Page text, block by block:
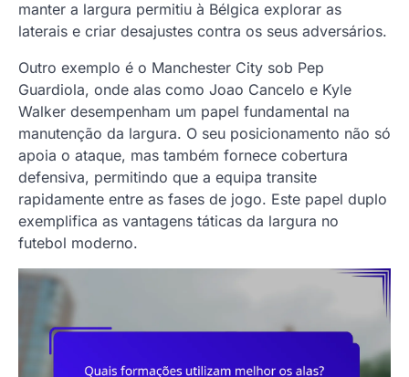
manter a largura permitiu à Bélgica explorar as
laterais e criar desajustes contra os seus adversários.
Outro exemplo é o Manchester City sob Pep
Guardiola, onde alas como Joao Cancelo e Kyle
Walker desempenham um papel fundamental na
manutenção da largura. O seu posicionamento não só
apoia o ataque, mas também fornece cobertura
defensiva, permitindo que a equipa transite
rapidamente entre as fases de jogo. Este papel duplo
exemplifica as vantagens táticas da largura no
futebol moderno.